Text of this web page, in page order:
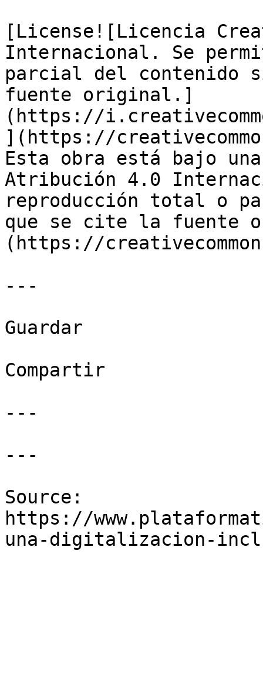
[License![Licencia
Internacional. Se
parcial del contenido
fuente original.]
(https://
](https://
Esta obra está bajo
Atribución 4.0
reproducción total o
que se cite la fuente
(https://
---
Guardar
Compartir
---
---
Source:
https://